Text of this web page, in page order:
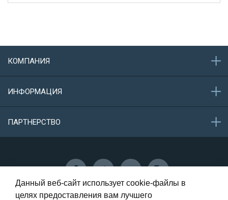
КОМПАНИЯ
Акции
ИНФОРМАЦИЯ
Конфиденциальность данных
ПАРТНЕРСТВО
Данный веб-сайт использует cookie-файлы в
целях предоставления вам лучшего